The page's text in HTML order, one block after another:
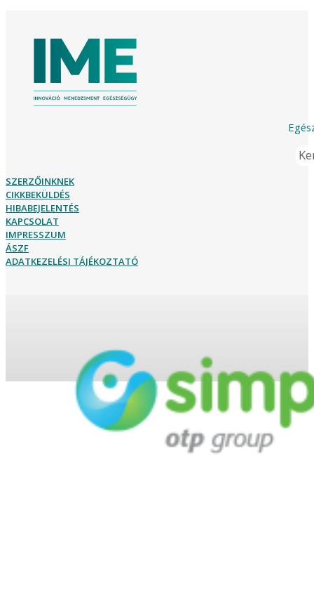
SZERZŐINKNEK
CIKKBEKÜLDÉS
HIBABEJELENTÉS
KAPCSOLAT
IMPRESSZUM
ÁSZF
ADATKEZELÉSI TÁJÉKOZTATÓ